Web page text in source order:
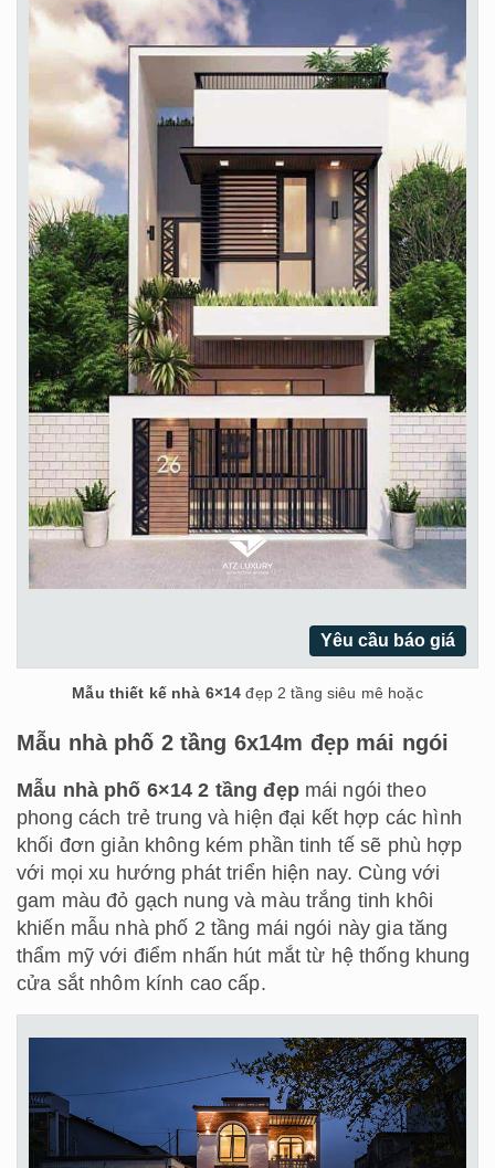
Yêu cầu báo giá
Mẫu thiết kế nhà 6×14 đẹp 2 tầng siêu mê hoặc
Mẫu nhà phố 2 tầng 6x14m đẹp mái ngói
Mẫu nhà phố 6×14 2 tầng đẹpmái ngói theo
phong cách trẻ trung và hiện đại kết hợp các hình
khối đơn giản không kém phần tinh tế sẽ phù hợp
với mọi xu hướng phát triển hiện nay. Cùng với
gam màu đỏ gạch nung và màu trắng tinh khôi
khiến mẫu nhà phố 2 tầng mái ngói này gia tăng
thẩm mỹ với điểm nhấn hút mắt từ hệ thống khung
cửa sắt nhôm kính cao cấp.